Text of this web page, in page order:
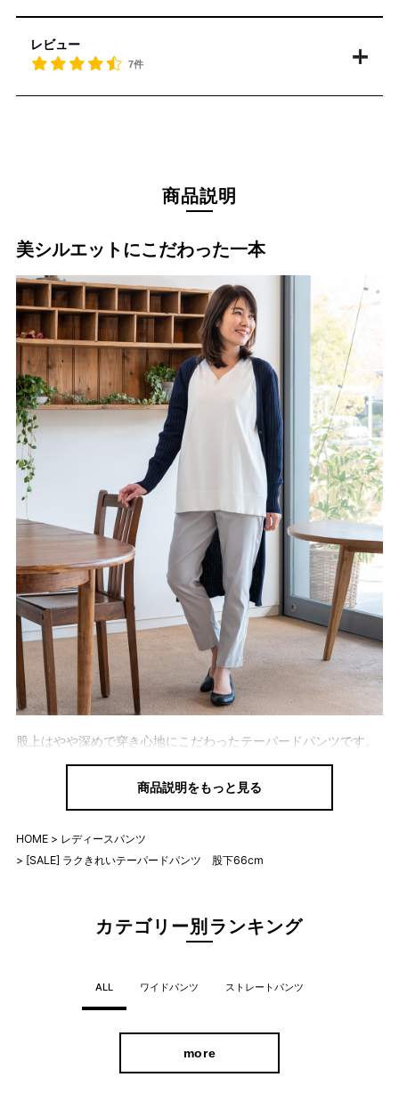
レビュー
7件
商品説明
美シルエットにこだわった一本
股上はやや深めで穿き心地にこだわったテーパードパンツです。
ずっと穿いていたいほどの柔らかさと伸びやかさが魅力。
どんなトップスにも合わせやすく、きれいに決まります。
「ラクきれい」を叶える大人パンツ
商品説明をもっと見る
HOME
レディースパンツ
[SALE] ラクきれいテーパードパンツ 股下66cm
カテゴリー別ランキング
ALL ワイドパンツ ストレートパンツ
more